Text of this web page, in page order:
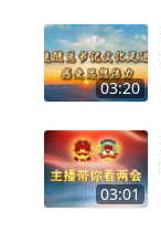
03:20
03:01